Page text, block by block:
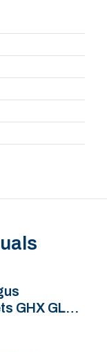
GHX GLX